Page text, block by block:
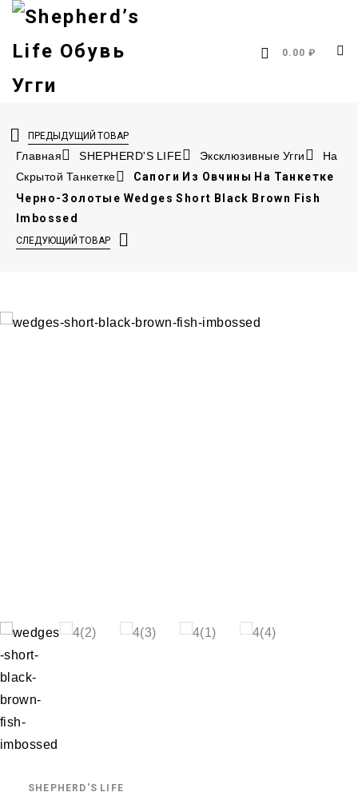
0.00 ₽
ПРЕДЫДУЩИЙ ТОВАР
Главная SHEPHERD'S LIFE Эксклюзивные Угги
На
Скрытой Танкетке
Сапоги Из Овчины На Танкетке
Черно-Золотые Wedges Short Black Brown Fish
Imbossed
СЛЕДУЮЩИЙ ТОВАР
SHEPHERD'S LIFE